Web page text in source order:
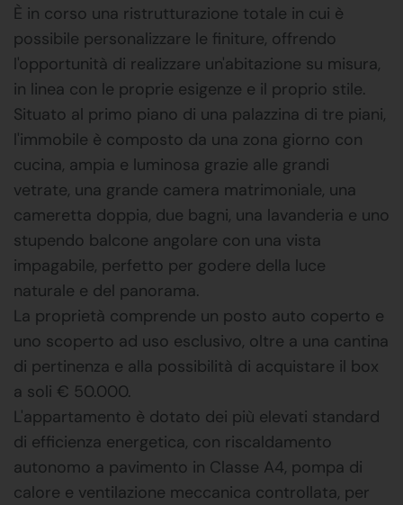
È in corso una ristrutturazione totale in cui è
possibile personalizzare le finiture, offrendo
l'opportunità di realizzare un'abitazione su misura,
in linea con le proprie esigenze e il proprio stile.
Situato al primo piano di una palazzina di tre piani,
l'immobile è composto da una zona giorno con
cucina, ampia e luminosa grazie alle grandi
vetrate, una grande camera matrimoniale, una
cameretta doppia, due bagni, una lavanderia e uno
stupendo balcone angolare con una vista
impagabile, perfetto per godere della luce
naturale e del panorama.
La proprietà comprende un posto auto coperto e
uno scoperto ad uso esclusivo, oltre a una cantina
di pertinenza e alla possibilità di acquistare il box
a soli € 50.000.
L'appartamento è dotato dei più elevati standard
di efficienza energetica, con riscaldamento
autonomo a pavimento in Classe A4, pompa di
calore e ventilazione meccanica controllata, per